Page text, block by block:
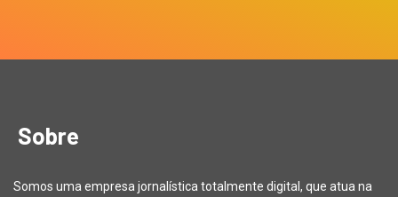
Sobre
Somos uma empresa jornalística totalmente digital, que atua na